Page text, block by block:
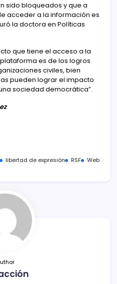
sido bloqueados y que a
acceder a la información es
la doctora en Políticas
que tiene el acceso a la
es de los logros
civiles, bien
pueden lograr el impacto
sociedad democrática”.
libertad de expresión RSF Web